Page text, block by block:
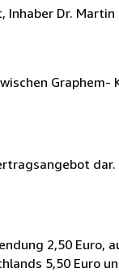
Dr. Martin
dar.
2,50 Euro,
5,50 Euro